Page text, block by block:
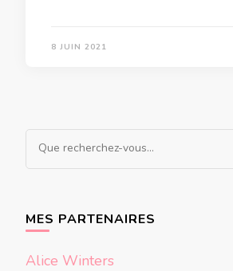
8 JUIN 2021
Vous
MES PARTENAIRES
Alice Winters